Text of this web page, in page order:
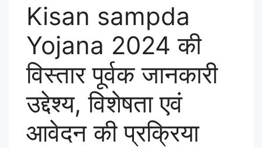
Kisan sampda
Yojana 2024 की
विस्तार पूर्वक जानकारी
उद्देश्य, विशेषता एवं
आवेदन की प्रक्रिया